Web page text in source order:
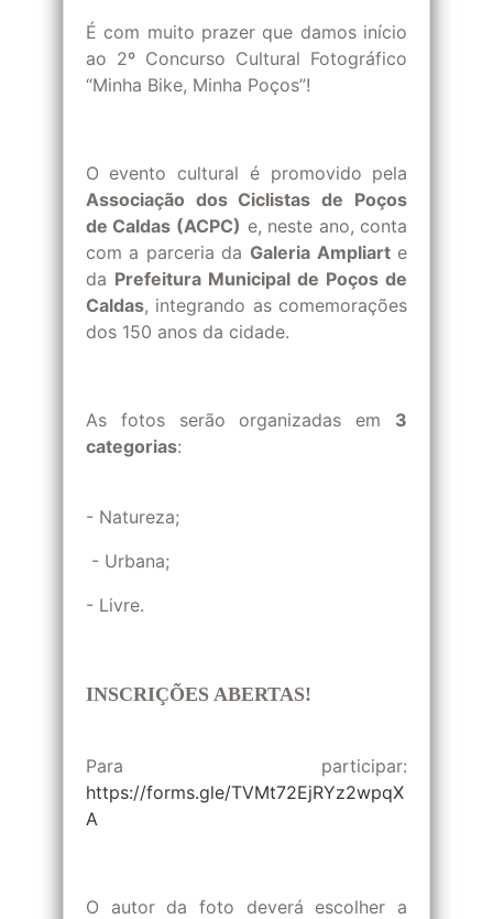
É com muito prazer que damos início
ao 2º Concurso Cultural Fotográfico
“Minha Bike, Minha Poços”!
O evento cultural é promovido pela
Associação dos Ciclistas de Poços
de Caldas (ACPC) e, neste ano, conta
com a parceria da Galeria Ampliarte
da Prefeitura Municipal de Poços de
Caldas, integrando as comemorações
dos 150 anos da cidade.
As fotos serão organizadas em 3
categorias:
- Natureza;
️ - Urbana;
- Livre.
INSCRIÇÕES ABERTAS!
Para participar:
https://forms.gle/TVMt72EjRYz2wpqX
A
O autor da foto deverá escolher a